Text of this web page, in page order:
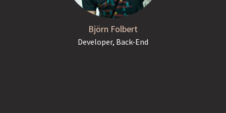
Björn Folbert
Developer, Back-End